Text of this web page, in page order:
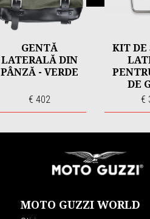
GENTĂ
LATERALĂ DIN
PÂNZĂ - VERDE
€ 402
KIT DE
DE
€
MOTO GUZZI WORLD